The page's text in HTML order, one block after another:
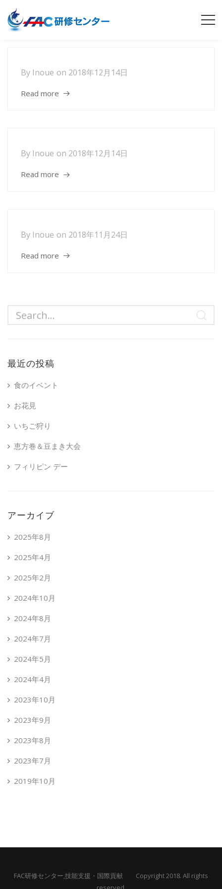
By Inoue on 2018年12月14日
Read more
By Inoue on 2018年12月14日
Read more
By Inoue on 2018年11月24日
Read more
最近の投稿
食のイベント
お花見
いちご狩り
恵方巻＆豆まき大会
フィリピン デー
アーカイブ
2025年8月
2025年4月
2025年2月
2024年10月
2024年8月
2024年7月
2024年5月
2024年4月
2023年10月
2023年9月
2023年8月
2023年7月
2019年10月
FAC研修センター,技能支援・国際貢献 Copyright 2018. All rights